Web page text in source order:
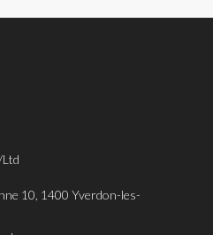
10, 1400 Yverdon-les-